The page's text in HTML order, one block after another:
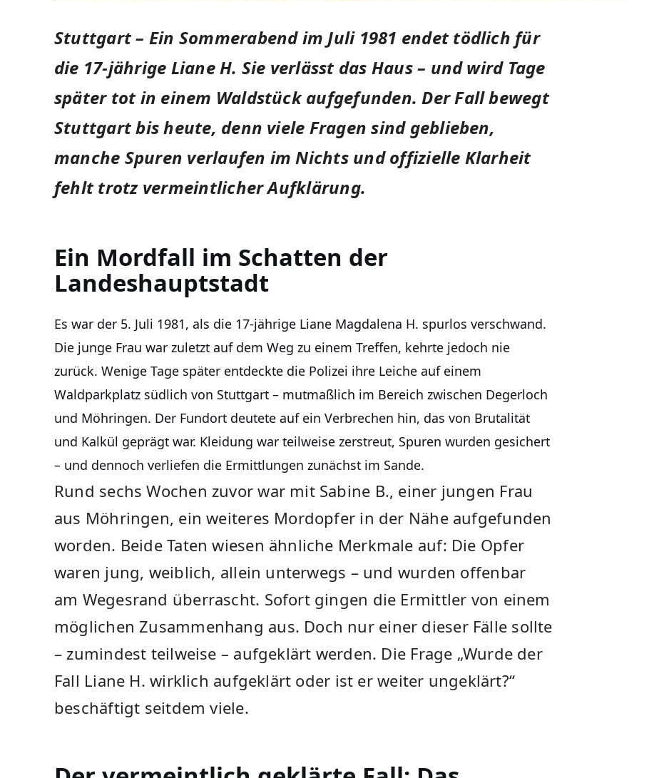
Stuttgart – Ein Sommerabend im Juli 1981 endet tödlich für
die 17-jährige Liane H. Sie verlässt das Haus – und wird Tage
später tot in einem Waldstück aufgefunden. Der Fall bewegt
Stuttgart bis heute, denn viele Fragen sind geblieben,
manche Spuren verlaufen im Nichts und offizielle Klarheit
fehlt trotz vermeintlicher Aufklärung.
Ein Mordfall im Schatten der
Landeshauptstadt
Es war der 5. Juli 1981, als die 17-jährige Liane Magdalena H. spurlos verschwand.
Die junge Frau war zuletzt auf dem Weg zu einem Treffen, kehrte jedoch nie
zurück. Wenige Tage später entdeckte die Polizei ihre Leiche auf einem
Waldparkplatz südlich von Stuttgart – mutmaßlich im Bereich zwischen Degerloch
und Möhringen. Der Fundort deutete auf ein Verbrechen hin, das von Brutalität
und Kalkül geprägt war. Kleidung war teilweise zerstreut, Spuren wurden gesichert
– und dennoch verliefen die Ermittlungen zunächst im Sande.
Rund sechs Wochen zuvor war mit Sabine B., einer jungen Frau
aus Möhringen, ein weiteres Mordopfer in der Nähe aufgefunden
worden. Beide Taten wiesen ähnliche Merkmale auf: Die Opfer
waren jung, weiblich, allein unterwegs – und wurden offenbar
am Wegesrand überrascht. Sofort gingen die Ermittler von einem
möglichen Zusammenhang aus. Doch nur einer dieser Fälle sollte
– zumindest teilweise – aufgeklärt werden. Die Frage „Wurde der
Fall Liane H. wirklich aufgeklärt oder ist er weiter ungeklärt?“
beschäftigt seitdem viele.